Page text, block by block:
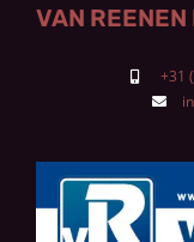
VAN REENEN
+31